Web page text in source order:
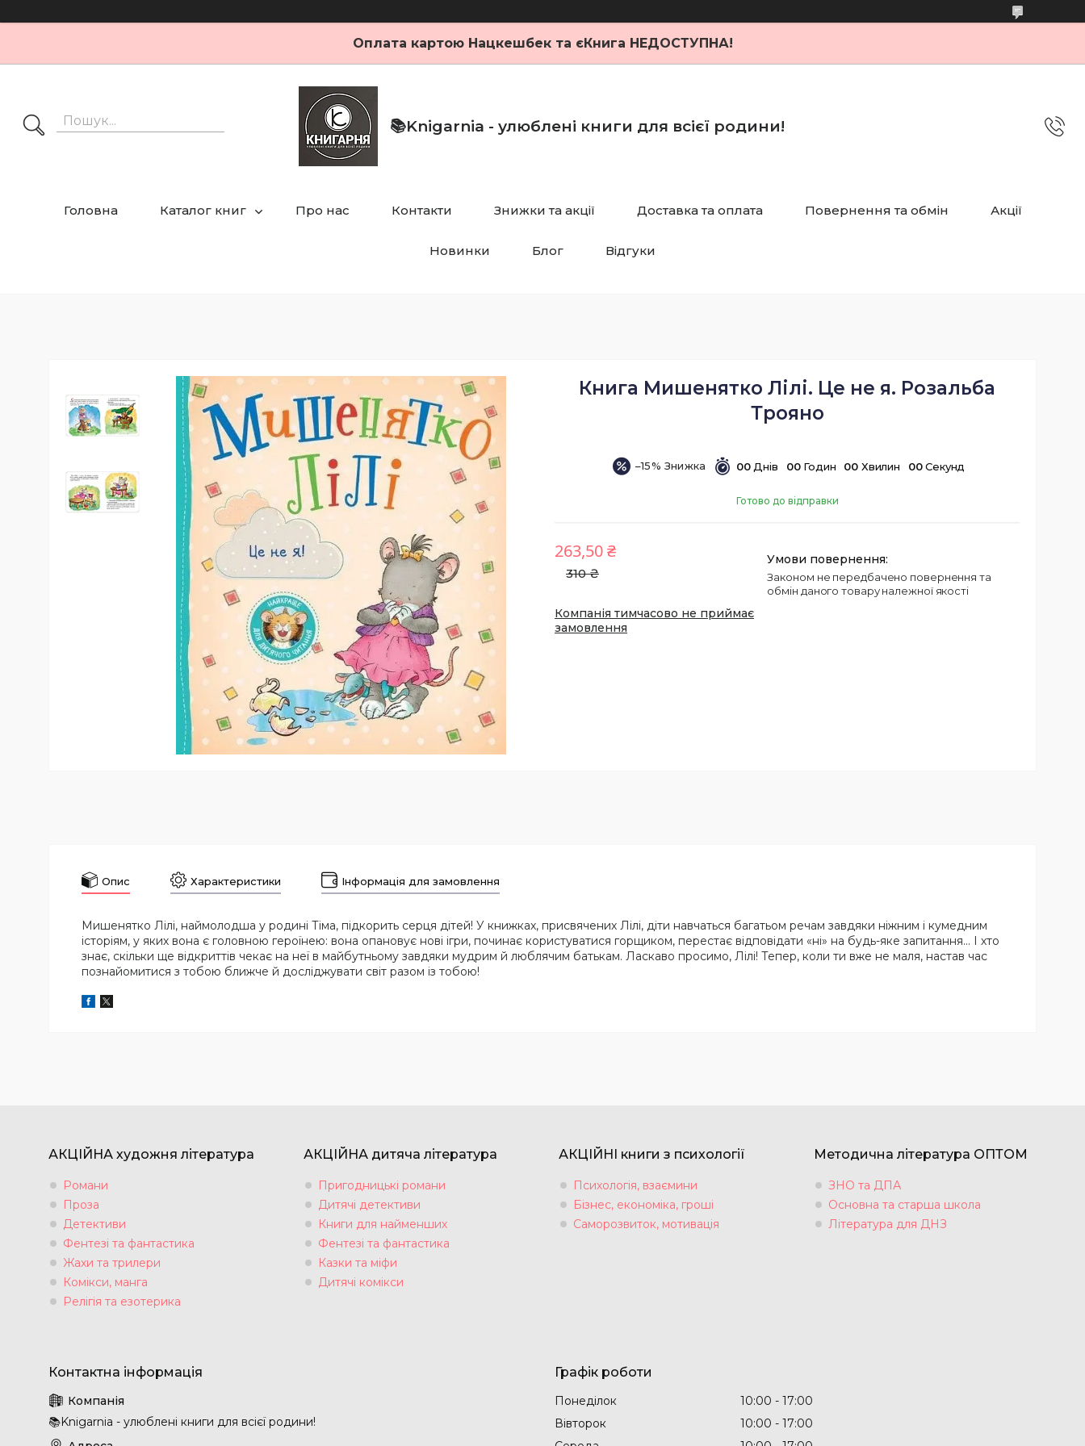
Оплата картою Нацкешбек та єКнига НЕДОСТУПНА!
📚Knigarnia - улюблені книги для всієї родини!
Головна Каталог книг Про нас Контакти Знижки та акції Доставка та оплата Повернення та обмін Акції
Новинки Блог Відгуки
Книга Мишенятко Лілі. Це не я. Розальба
Трояно
–15% 00 Днів 00 Годин 00 Хвилин 00 Секунд
Готово до відправки
310 ₴
263,50 ₴
Компанія тимчасово не приймає
замовлення
Законом не передбачено повернення та
обмін даного товару належної якості
Опис Характеристики Інформація для замовлення
Мишенятко Лілі, наймолодша у родині Тіма, підкорить серця дітей! У книжках, присвячених Лілі, діти навчаться багатьом речам завдяки ніжним і кумедним
історіям, у яких вона є головною героїнею: вона опановує нові ігри, починає користуватися горщиком, перестає відповідати «ні» на будь-яке запитання... І хто
знає, скільки ще відкриттів чекає на неї в майбутньому завдяки мудрим й люблячим батькам. Ласкаво просимо, Лілі! Тепер, коли ти вже не маля, настав час
познайомитися з тобою ближче й досліджувати світ разом із тобою!
АКЦІЙНА художня література
Романи
Проза
Детективи
Фентезі та фантастика
Жахи та трилери
Комікси, манга
Релігія та езотерика
АКЦІЙНА дитяча література
Пригодницькі романи
Дитячі детективи
Книги для найменших
Фентезі та фантастика
Казки та міфи
Дитячі комікси
АКЦІЙНІ книги з психології
Психологія, взаємини
Бізнес, економіка, гроші
Саморозвиток, мотивація
Методична література ОПТОМ
ЗНО та ДПА
Основна та старша школа
Література для ДНЗ
📚Knigarnia - улюблені книги для всієї родини!
Графік роботи
Понеділок 10:00
17:00
Вівторок
10:00
17:00